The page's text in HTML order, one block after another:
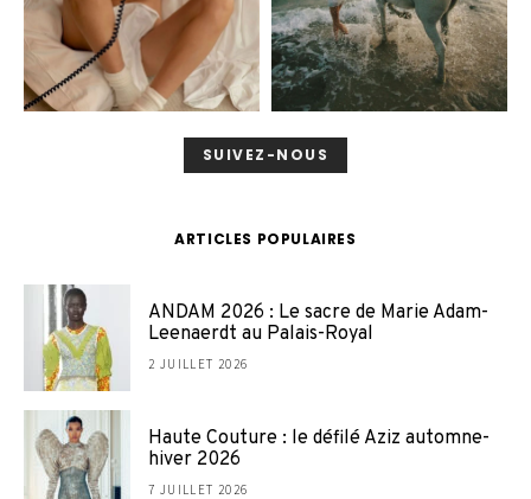
SUIVEZ-NOUS
ARTICLES POPULAIRES
ANDAM 2026 : Le sacre de Marie Adam-
Leenaerdt au Palais-Royal
2 JUILLET 2026
Haute Couture : le défilé Aziz automne-
hiver 2026
7 JUILLET 2026